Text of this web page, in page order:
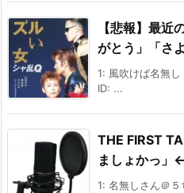
【悲報】最近
がとう」「さ
1: 風吹けば名無
ID: ...
THE FIRST
ましょかっ」
1: 名無しさん＠